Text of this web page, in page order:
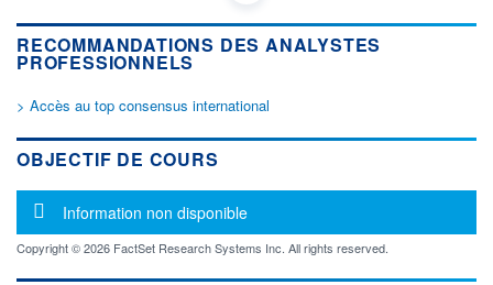
DONNÉES TEMPS DIFFÉRÉ
Politique d'exécution
Cotation sur les autres places
OUVERTURE CLÔTURE VEILLE
0,000
0
VALORISATION DERNIER ÉCHANGE
RECOMMANDATIONS DES ANALYSTES
PROFESSIONNELS
> Accès au top consensus international
OBJECTIF DE COURS
Message d'information
Information non disponible
Copyright © 2026 FactSet Research Systems Inc. All rights reserved.